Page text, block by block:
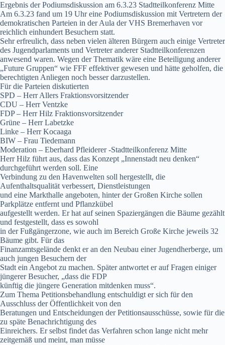
Ergebnis der Podiumsdiskussion am 6.3.23 Stadtteilkonferenz Mitte
Am 6.3.23 fand um 19 Uhr eine Podiumsdiskussion mit Vertretern der
demokratischen Parteien in der Aula der VHS Bremerhaven vor
reichlich einhundert Besuchern statt.
Sehr erfreulich, dass neben vielen älteren Bürgern auch einige Vertreter
des Jugendparlaments und Vertreter anderer Stadtteilkonferenzen
anwesend waren. Wegen der Thematik wäre eine Beteiligung anderer
„Future Gruppen“ wie FFF effektiver gewesen und hätte geholfen, die
berechtigten Anliegen noch besser darzustellen.
Für die Parteien diskutierten
SPD – Herr Allers Fraktionsvorsitzender
CDU – Herr Ventzke
FDP – Herr Hilz Fraktionsvorsitzender
Grüne – Herr Labetzke
Linke – Herr Kocaaga
BIW – Frau Tiedemann
Moderation – Eberhard Pfleiderer -Stadtteilkonferenz Mitte
Herr Hilz führt aus, dass das Konzept „Innenstadt neu denken“
durchgeführt werden soll. Eine
Verbindung zu den Havenwelten soll hergestellt, die
Aufenthaltsqualität verbessert, Dienstleistungen
und eine Markthalle angeboten, hinter der Großen Kirche sollen
Parkplätze entfernt und Pflanzkübel
aufgestellt werden. Er hat auf seinen Spaziergängen die Bäume gezählt
und festgestellt, dass es sowohl
in der Fußgängerzone, wie auch im Bereich Große Kirche jeweils 32
Bäume gibt. Für das
Finanzamtsgelände denkt er an den Neubau einer Jugendherberge, um
auch jungen Besuchern der
Stadt ein Angebot zu machen. Später antwortet er auf Fragen einiger
jüngerer Besucher, „dass die FDP
künftig die jüngere Generation mitdenken muss“.
Zum Thema Petitionsbehandlung entschuldigt er sich für den
Ausschluss der Öffentlichkeit von den
Beratungen und Entscheidungen der Petitionsausschüsse, sowie für die
zu späte Benachrichtigung des
Einreichers. Er selbst findet das Verfahren schon lange nicht mehr
zeitgemäß und meint, man müsse